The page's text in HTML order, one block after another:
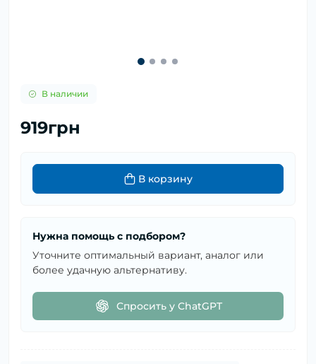
В наличии
919грн
В корзину
Нужна помощь с подбором?
Уточните оптимальный вариант, аналог или
более удачную альтернативу.
Спросить у ChatGPT